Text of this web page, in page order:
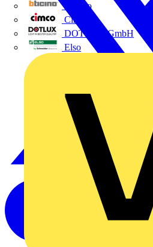
Bticino
Cimco
DOTLUX GmbH
Elso